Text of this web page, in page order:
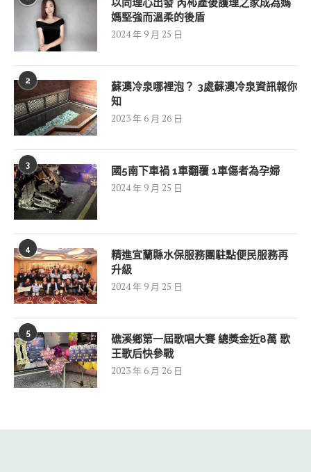
以同理心出發 芮杺產後護理之家成為媽
媽堅強而溫柔的後盾
2024 年 9 月 25 日
2
蘇澳冷泉哪裡泡？ 3處蘇澳冷泉資訊報你
知
2023 年 6 月 26 日
3
國5南下車禍 1車翻覆 1車傷者為孕婦
2024 年 9 月 25 日
4
精進宜蘭縣水保服務團駐點便民服務再
升級
2024 年 9 月 25 日
5
礁溪鄉第一屆歌唱大賽 總獎金近8萬 歌
王歌后快參戰
2023 年 6 月 26 日